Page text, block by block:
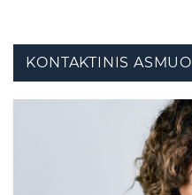
KONTAKTINIS ASMUO